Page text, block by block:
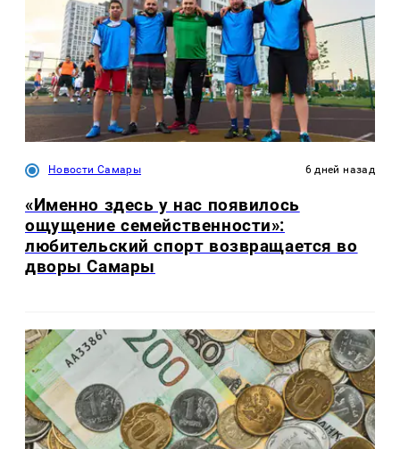
Новости Самары 6 дней назад
«Именно здесь у нас появилось
ощущение семейственности»:
любительский спорт возвращается во
дворы Самары